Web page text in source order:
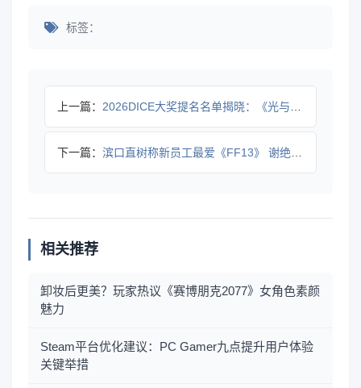
标签：
上一篇： 2026DICE大奖提名名单揭晓：《光与影》《羊蹄山》领跑
下一篇： 滨口直树称新员工最爱《FF13》 谢绝主导《FF6RE》！
相关推荐
卸妆后更美？玩家热议《赛博朋克2077》女角色素颜
魅力
Steam平台优化建议：PC Gamer九点提升用户体验
关键举措